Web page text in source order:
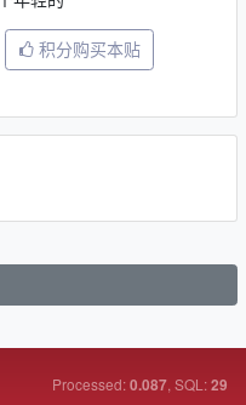
积分购买本贴
Processed:0.087, SQL:29